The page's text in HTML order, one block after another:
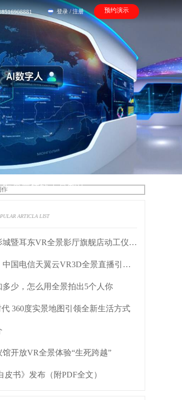
登录 / 注册 预约演示
酷雷曼在线全景制作
ARTICLA LIST
耳东国际影城暨耳东VR全景影厅旗舰店动工仪式盛大举行
激战到底丨中国电信天翼云VR3D全景直播引燃拳击热火
多少，怎么用全景拍出5个人你
360度实景地图引领全新生活方式
馆开放VR全景体验“生死跨越”
皮书》发布（附PDF全文）